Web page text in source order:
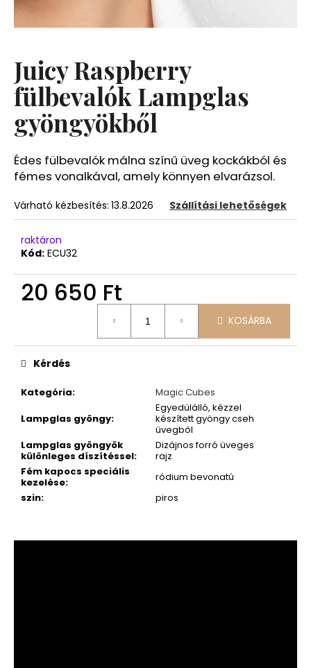
Juicy Raspberry
fülbevalók Lampglas
gyöngyökből
Édes fülbevalók málna színű üveg kockákból és
fémes vonalkával, amely könnyen elvarázsol.
Várható kézbesítés: 13.8.2026 Szállítási lehetőségek
raktáron
Kód: ECU32
20 650 Ft
KOSÁRBA
Kategória:
Magic Cubes
Lampglas gyöngy:
Egyedülálló, kézzel
készített gyöngy cseh
üvegből
Lampglas gyöngyök
különleges díszítéssel:
Dizájnos forró üveges
rajz
Fém kapocs speciális
kezelése:
ródium bevonatú
szin: piros
Kérdés
n
l
j
u